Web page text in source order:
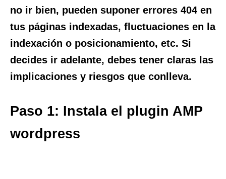
no ir bien, pueden suponer errores 404 en
tus páginas indexadas, fluctuaciones en la
indexación o posicionamiento, etc. Si
decides ir adelante, debes tener claras las
implicaciones y riesgos que conlleva.
Paso 1: Instala el plugin AMP
wordpress